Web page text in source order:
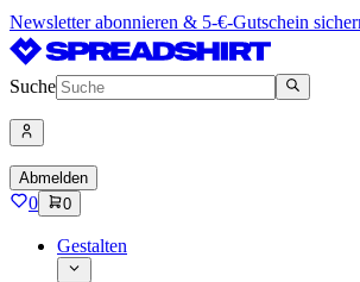
Newsletter abonnieren & 5-€-Gutschein
Suche
Abmelden
0 0
Gestalten